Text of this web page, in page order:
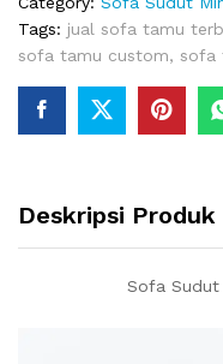
Tags: jual sofa tamu
sofa tamu custom, sofa
Deskripsi Produk
Sofa Sudut